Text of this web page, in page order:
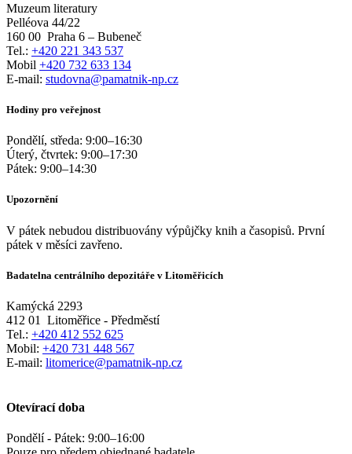
Muzeum literatury
Pelléova 44/22
160 00 Praha 6 – Bubeneč
Tel.: +420 221 343 537
Mobil +420 732 633 134
E-mail: studovna@pamatnik-np.cz
Hodiny pro veřejnost
Pondělí, středa: 9:00–16:30
Úterý, čtvrtek: 9:00–17:30
Pátek: 9:00–14:30
Upozornění
V pátek nebudou distribuovány výpůjčky knih a časopisů. První
pátek v měsíci zavřeno.
Badatelna centrálního depozitáře v Litoměřicích
Kamýcká 2293
412 01
Litoměřice - Předměstí
Tel.: +420 412 552 625
Mobil: +420 731 448 567
E-mail: litomerice@pamatnik-np.cz
Otevírací doba
Pondělí - Pátek: 9:00–16:00